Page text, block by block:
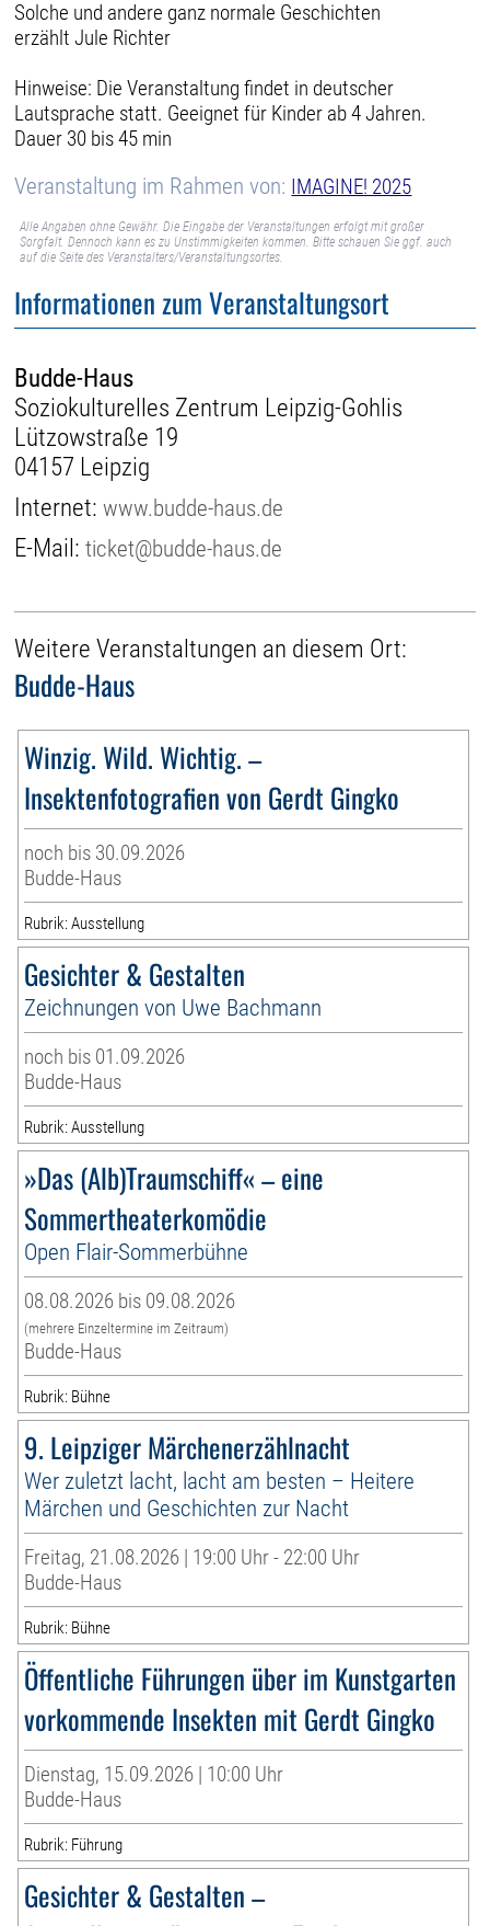
Solche und andere ganz normale Geschichten
erzählt Jule Richter
Hinweise: Die Veranstaltung findet in deutscher
Lautsprache statt. Geeignet für Kinder ab 4 Jahren.
Dauer 30 bis 45 min
Veranstaltung im Rahmen von: IMAGINE! 2025
Alle Angaben ohne Gewähr. Die Eingabe der Veranstaltungen erfolgt mit großer
Sorgfalt. Dennoch kann es zu Unstimmigkeiten kommen. Bitte schauen Sie ggf. auch
auf die Seite des Veranstalters/Veranstaltungsortes.
Informationen zum Veranstaltungsort
Budde-Haus
Soziokulturelles Zentrum Leipzig-Gohlis
Lützowstraße 19
04157 Leipzig
Internet:www.budde-haus.de
E-Mail:ticket@budde-haus.de
Weitere Veranstaltungen an diesem Ort:
Budde-Haus
Winzig. Wild. Wichtig. –
Insektenfotografien von Gerdt Gingko
noch bis 30.09.2026
Budde-Haus
Rubrik: Ausstellung
Gesichter & Gestalten
Zeichnungen von Uwe Bachmann
noch bis 01.09.2026
Budde-Haus
Rubrik: Ausstellung
»Das (Alb)Traumschiff« – eine
Sommertheaterkomödie
Open Flair-Sommerbühne
08.08.2026 bis 09.08.2026
(mehrere Einzeltermine im Zeitraum)
Budde-Haus
Rubrik: Bühne
9. Leipziger Märchenerzählnacht
Wer zuletzt lacht, lacht am besten – Heitere
Märchen und Geschichten zur Nacht
Freitag, 21.08.2026 | 19:00 Uhr - 22:00 Uhr
Budde-Haus
Rubrik: Bühne
Öffentliche Führungen über im Kunstgarten
vorkommende Insekten mit Gerdt Gingko
Dienstag, 15.09.2026 | 10:00 Uhr
Budde-Haus
Rubrik: Führung
Gesichter & Gestalten –